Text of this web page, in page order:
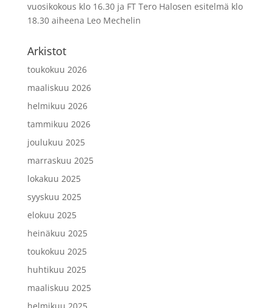
vuosikokous klo 16.30 ja FT Tero Halosen esitelmä klo
18.30 aiheena Leo Mechelin
Arkistot
toukokuu 2026
maaliskuu 2026
helmikuu 2026
tammikuu 2026
joulukuu 2025
marraskuu 2025
lokakuu 2025
syyskuu 2025
elokuu 2025
heinäkuu 2025
toukokuu 2025
huhtikuu 2025
maaliskuu 2025